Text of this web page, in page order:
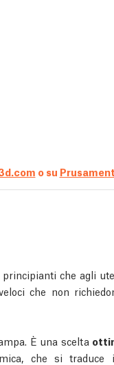
o su
che agli
che non
È una scelta
che si traduce